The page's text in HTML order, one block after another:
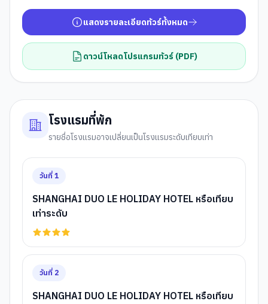
แสดงรายละเอียดทัวร์ทั้งหมด
ดาวน์โหลดโปรแกรมทัวร์ (PDF)
โรงแรมที่พัก
รายชื่อโรงแรมอาจเปลี่ยนเป็นโรงแรมระดับเทียบเท่า
วันที่ 1
SHANGHAI DUO LE HOLIDAY HOTEL หรือเทียบ
เท่าระดับ
วันที่ 2
SHANGHAI DUO LE HOLIDAY HOTEL หรือเทียบ